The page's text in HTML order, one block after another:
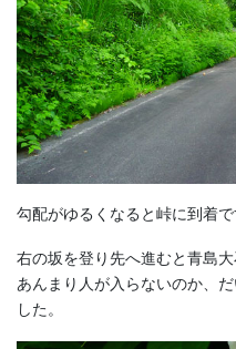
勾配がゆるくなると峠に到着で
右の坂を登り先へ進むと青島大
あんまり人が入らないのか、
した。